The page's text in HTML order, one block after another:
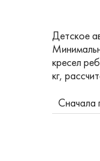
Детское
кресел
кг,
Сначала